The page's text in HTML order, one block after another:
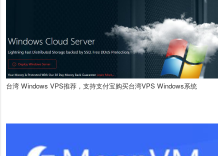
台湾 Windows VPS推荐，支持支付宝购买台湾VPS Windows系统